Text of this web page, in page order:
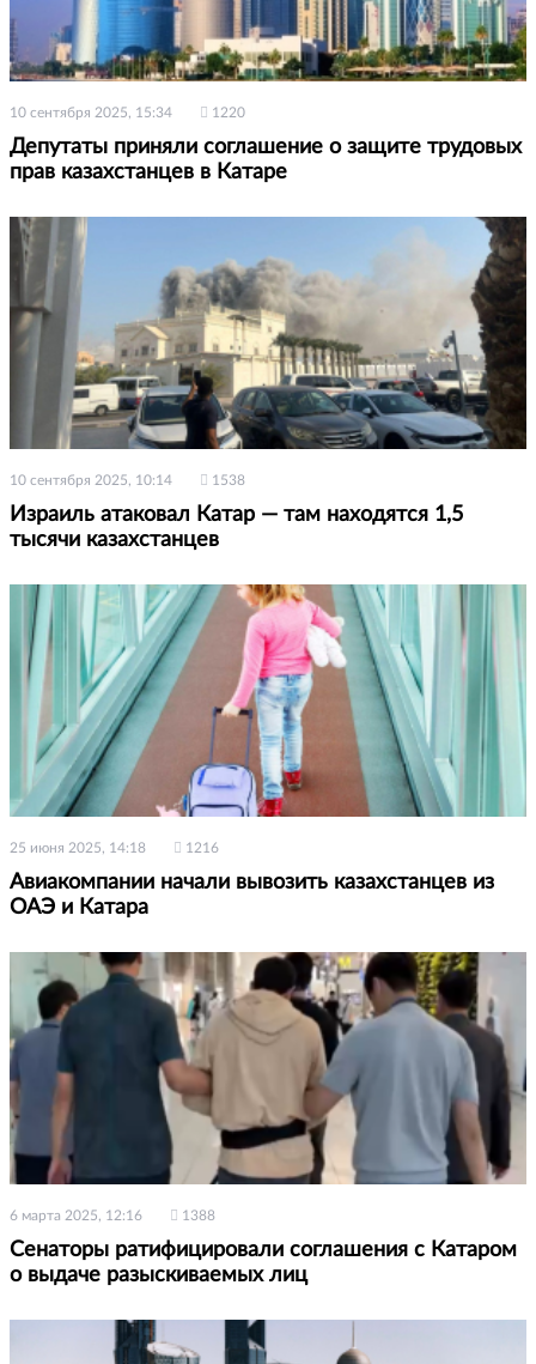
10 сентября 2025, 15:34 1220
Депутаты приняли соглашение о защите трудовых
прав казахстанцев в Катаре
10 сентября 2025, 10:14 1538
Израиль атаковал Катар — там находятся 1,5
тысячи казахстанцев
25 июня 2025, 14:18 1216
Авиакомпании начали вывозить казахстанцев из
ОАЭ и Катара
6 марта 2025, 12:16 1388
Сенаторы ратифицировали соглашения с Катаром
о выдаче разыскиваемых лиц